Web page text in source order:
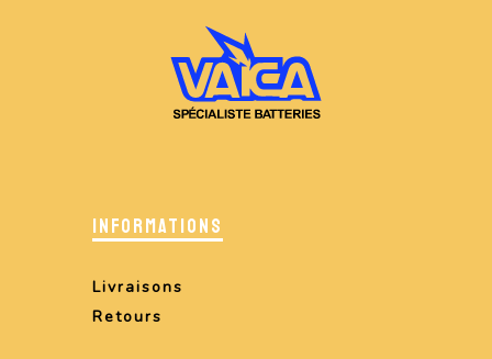
INFORMATIONS
Livraisons
Retours